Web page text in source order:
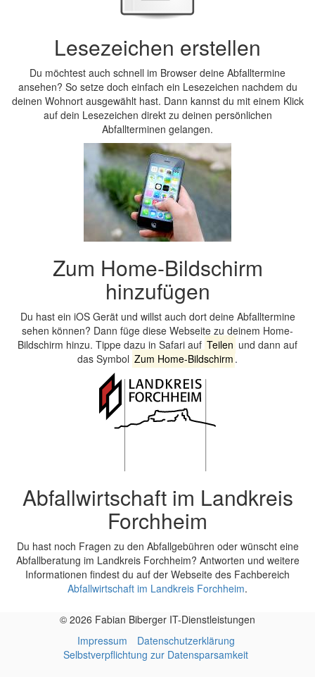
Lesezeichen erstellen
Du möchtest auch schnell im Browser deine Abfalltermine
ansehen? So setze doch einfach ein Lesezeichen nachdem du
deinen Wohnort ausgewählt hast. Dann kannst du mit einem Klick
auf dein Lesezeichen direkt zu deinen persönlichen
Abfallterminen gelangen.
Zum Home-Bildschirm
hinzufügen
Du hast ein iOS Gerät und willst auch dort deine Abfalltermine
sehen können? Dann füge diese Webseite zu deinem Home-
Bildschirm hinzu. Tippe dazu in Safari auf Teilen und dann auf
das Symbol Zum Home-Bildschirm .
Abfallwirtschaft im Landkreis
Forchheim
Du hast noch Fragen zu den Abfallgebühren oder wünscht eine
Abfallberatung im Landkreis Forchheim? Antworten und weitere
Informationen findest du auf der Webseite des Fachbereich
Abfallwirtschaft im Landkreis Forchheim.
© 2026 Fabian Biberger IT-Dienstleistungen
Impressum
Datenschutzerklärung
Selbstverpflichtung zur Datensparsamkeit